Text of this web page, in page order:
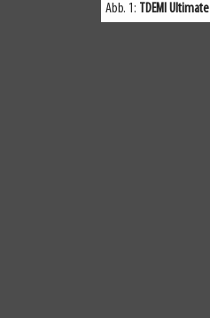
Abb. 1: TDEMI Ultimate